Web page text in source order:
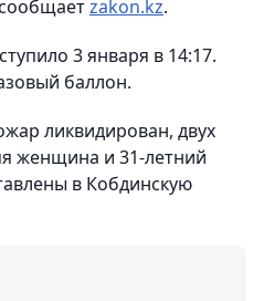
zakon.kz.
3 января в 14:17.
баллон.
ликвидирован, двух
женщина и 31-летний
в Кобдинскую